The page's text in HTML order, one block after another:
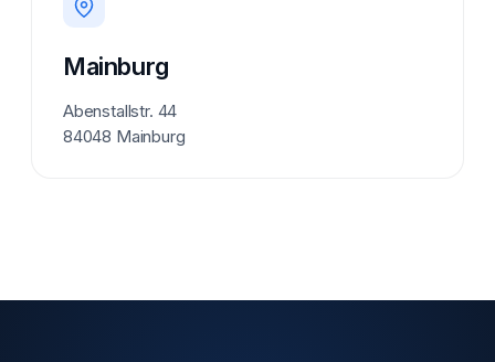
Mainburg
Abenstallstr. 44
84048 Mainburg